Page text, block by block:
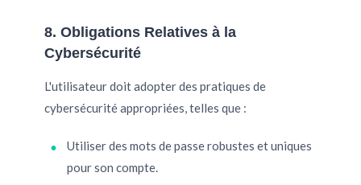
8. Obligations Relatives à la
Cybersécurité
L'utilisateur doit adopter des pratiques de
cybersécurité appropriées, telles que :
Utiliser des mots de passe robustes et uniques
pour son compte.